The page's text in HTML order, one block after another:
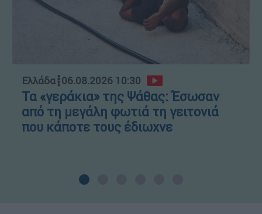
Ελλάδα┋06.08.2026 10:30
Τα «γεράκια» της Ψάθας: Έσωσαν
από τη μεγάλη φωτιά τη γειτονιά
που κάποτε τους έδιωχνε